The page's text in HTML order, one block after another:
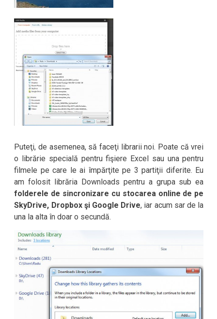
Puteţi, de asemenea, să faceţi librarii noi. Poate că vrei
o librărie specială pentru fişiere Excel sau una pentru
filmele pe care le ai împărţite pe 3 partiţii diferite. Eu
am folosit librăria Downloads pentru a grupa sub ea
folderele de sincronizare cu stocarea online de pe
SkyDrive, Dropbox şi Google Drive, iar acum sar de la
una la alta în doar o secundă.